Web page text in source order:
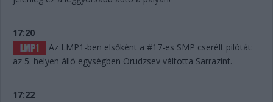
17:20
Az LMP1-ben elsőként a #17-es SMP cserélt pilótát:
az 5. helyen álló egységben Orudzsev váltotta Sarrazint.
17:22